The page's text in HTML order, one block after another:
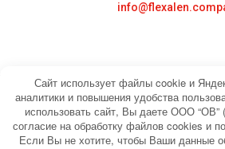
Карта сайта© 2004-2026
защищены.
Сайт использует файлы cookie и
аналитики и повышения удобства
использовать сайт, Вы даете ООО “ОВ”
согласие на обработку файлов cookies и
Если Вы не хотите, чтобы Ваши данные